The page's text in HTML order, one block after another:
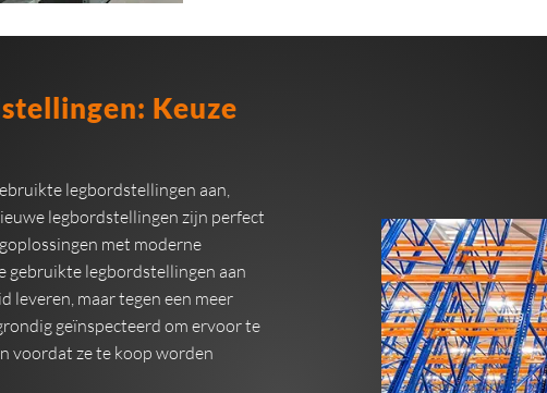
Keuze
legbordstellingen aan,
legbordstellingen zijn perfect
met moderne
gebruikte legbordstellingen aan
leveren, maar tegen een meer
geïnspecteerd om ervoor te
voordat ze te koop worden